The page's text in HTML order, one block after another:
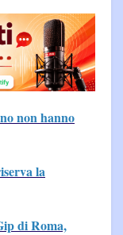
non hanno
la
di Roma,